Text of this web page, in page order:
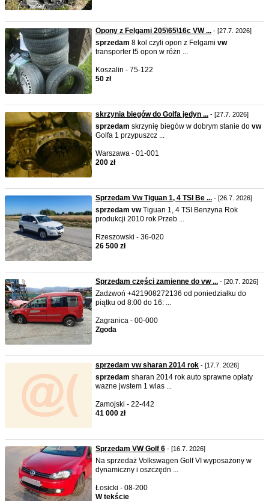
Opony z Felgami 205\65\16c VW ... - [27.7. 2026]
sprzedam 8 kol czyli opon z Felgami vw
transporter t5 opon w różn ...
Koszalin - 75-122
50 zł
skrzynia biegów do Golfa jedyn ... - [27.7. 2026]
sprzedam skrzynię biegów w dobrym stanie do vw
Golfa 1 przypuszcz ...
Warszawa - 01-001
200 zł
Sprzedam Vw Tiguan 1, 4 TSI Be ... - [26.7. 2026]
sprzedam vwTiguan 1, 4 TSI Benzyna Rok
produkcji 2010 rok Przeb ...
Rzeszowski - 36-020
26 500 zł
Sprzedam części zamienne do vw ... - [20.7. 2026]
Zadzwoń +421908272136 od poniedziałku do
piątku od 8:00 do 16: ...
Zagranica - 00-000
Zgoda
sprzedam vw sharan 2014 rok - [17.7. 2026]
sprzedam sharan 2014 rok auto sprawne opłaty
wazne jwstem 1 wlas ...
Zamojski - 22-442
41 000 zł
Sprzedam VW Golf 6 - [16.7. 2026]
Na sprzedaż Volkswagen Golf VI wyposażony w
dynamiczny i oszczędn ...
Łosicki - 08-200
W tekście